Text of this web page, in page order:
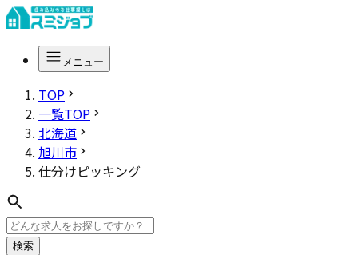
メニュー
TOP
一覧TOP
北海道
旭川市
仕分けピッキング
検索